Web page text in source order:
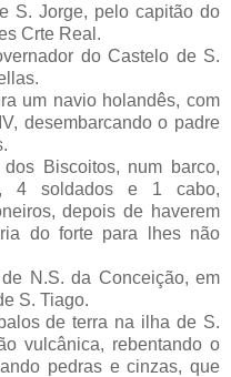
S. Jorge, pelo capitão do
Crte Real.
do Castelo de S.
um navio holandês, com
desembarcando o padre
Biscoitos, num barco,
4 soldados e 1 cabo,
depois de haverem
do forte para lhes não
N.S. da Conceição, em
S. Tiago.
de terra na ilha de S.
vulcânica, rebentando o
pedras e cinzas, que